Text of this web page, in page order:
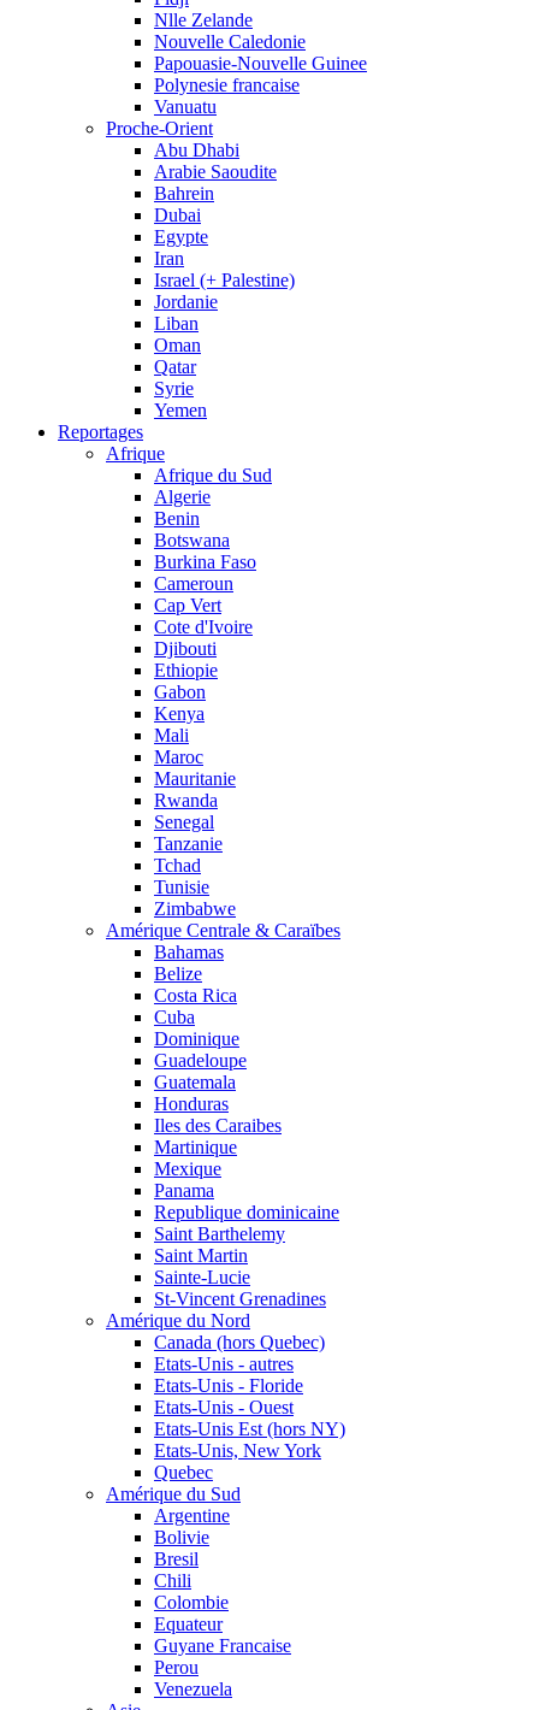
Nlle Zelande
Nouvelle Caledonie
Papouasie-Nouvelle Guinee
Polynesie francaise
Vanuatu
Proche-Orient
Abu Dhabi
Arabie Saoudite
Bahrein
Dubai
Egypte
Iran
Israel (+ Palestine)
Jordanie
Liban
Oman
Qatar
Syrie
Yemen
Reportages
Afrique
Afrique du Sud
Algerie
Benin
Botswana
Burkina Faso
Cameroun
Cap Vert
Cote d'Ivoire
Djibouti
Ethiopie
Gabon
Kenya
Mali
Maroc
Mauritanie
Rwanda
Senegal
Tanzanie
Tchad
Tunisie
Zimbabwe
Amérique Centrale & Caraïbes
Bahamas
Belize
Costa Rica
Cuba
Dominique
Guadeloupe
Guatemala
Honduras
Iles des Caraibes
Martinique
Mexique
Panama
Republique dominicaine
Saint Barthelemy
Saint Martin
Sainte-Lucie
St-Vincent Grenadines
Amérique du Nord
Canada (hors Quebec)
Etats-Unis - autres
Etats-Unis - Floride
Etats-Unis - Ouest
Etats-Unis Est (hors NY)
Etats-Unis, New York
Quebec
Amérique du Sud
Argentine
Bolivie
Bresil
Chili
Colombie
Equateur
Guyane Francaise
Perou
Venezuela